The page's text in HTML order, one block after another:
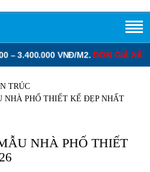
XÂY DỰNG PHẦN THÔ BIỆT THỰ:
TRÚC
NHÀ PHỐ THIẾT KẾ ĐẸP NHẤT
NHÀ PHỐ THIẾT